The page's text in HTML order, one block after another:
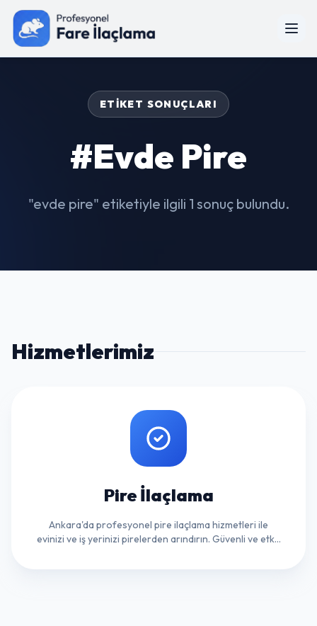
ETIKET SONUÇLARI
#evde Pire
"evde pire" etiketiyle ilgili 1 sonuç bulundu.
Hizmetlerimiz
Pire İlaçlama
Ankara'da profesyonel pire ilaçlama hizmetleri ile
evinizi ve iş yerinizi pirelerden arındırın. Güvenli ve etkili